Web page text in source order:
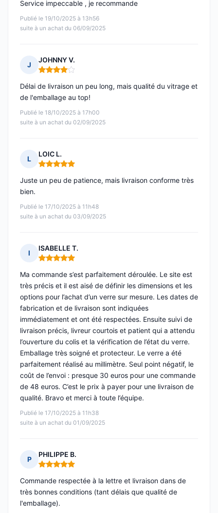
Publié le 19/10/2025 à 13h56
suite à un achat du 06/09/2025
Service impeccable , je recommande
J
JOHNNY V.
Note : 4 sur 5
Publié le 18/10/2025 à 17h00
suite à un achat du 02/09/2025
Délai de livraison un peu long, mais qualité du vitrage et
de l'emballage au top!
L
LOIC L.
Note : 5 sur 5
Publié le 17/10/2025 à 11h48
suite à un achat du 03/09/2025
Juste un peu de patience, mais livraison conforme très
bien.
I
ISABELLE T.
Note : 5 sur 5
Publié le 17/10/2025 à 11h38
suite à un achat du 01/09/2025
Ma commande s’est parfaitement déroulée. Le site est
très précis et il est aisé de définir les dimensions et les
options pour l’achat d’un verre sur mesure. Les dates de
fabrication et de livraison sont indiquées
immédiatement et ont été respectées. Ensuite suivi de
livraison précis, livreur courtois et patient qui a attendu
l’ouverture du colis et la vérification de l’état du verre.
Emballage très soigné et protecteur. Le verre a été
parfaitement réalisé au millimètre. Seul point négatif, le
coût de l’envoi : presque 30 euros pour une commande
de 48 euros. C’est le prix à payer pour une livraison de
qualité. Bravo et merci à toute l’équipe.
P
PHILIPPE B.
Note : 5 sur 5
Commande respectée à la lettre et livraison dans de
très bonnes conditions (tant délais que qualité de
l'emballage).